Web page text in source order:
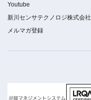
Youtube
新川センサテクノロジ株式会社
メルマガ登録